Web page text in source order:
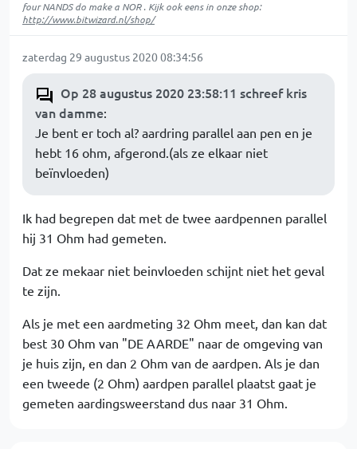
four NANDS do make a NOR . Kijk ook eens in onze shop:
http://www.bitwizard.nl/shop/
zaterdag 29 augustus 2020 08:34:56
Op 28 augustus 2020 23:58:11 schreef kris
van damme:
Je bent er toch al? aardring parallel aan pen en je
hebt 16 ohm, afgerond.(als ze elkaar niet
beïnvloeden)
Ik had begrepen dat met de twee aardpennen parallel
hij 31 Ohm had gemeten.
Dat ze mekaar niet beinvloeden schijnt niet het geval
te zijn.
Als je met een aardmeting 32 Ohm meet, dan kan dat
best 30 Ohm van "DE AARDE" naar de omgeving van
je huis zijn, en dan 2 Ohm van de aardpen. Als je dan
een tweede (2 Ohm) aardpen parallel plaatst gaat je
gemeten aardingsweerstand dus naar 31 Ohm.